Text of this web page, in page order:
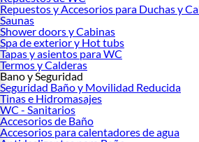
Repuestos y Accesorios para Duchas y
Saunas
Shower doors y Cabinas
Spa de exterior y Hot tubs
Tapas y asientos para WC
Termos y Calderas
Bano y Seguridad
Seguridad Baño y Movilidad Reducida
Tinas e Hidromasajes
WC - Sanitarios
Accesorios de Baño
Accesorios para calentadores de agua